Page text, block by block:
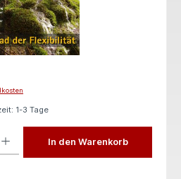
1-3 Tage
In den Warenkorb